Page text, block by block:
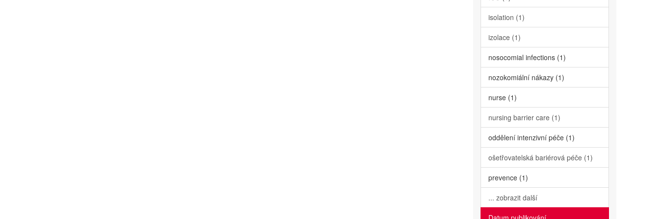
isolation (1)
izolace (1)
nosocomial infections (1)
nozokomiální nákazy (1)
nurse (1)
nursing barrier care (1)
oddělení intenzivní péče (1)
ošetřovatelská bariérová péče (1)
prevence (1)
... zobrazit další